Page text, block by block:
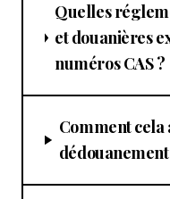
Quelles
et douanières
numéros CAS ?
Comment